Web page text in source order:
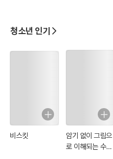
청소년 인기
비스킷
암기 없이 그림으
로 이해되는 수학